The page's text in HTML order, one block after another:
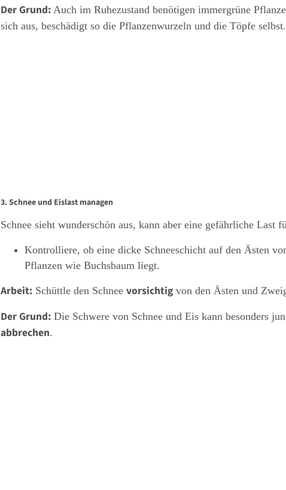
Der Grund:Auch im Ruhezustand benötigen immergrüne
sich aus, beschädigt so die Pflanzenwurzeln und die Töpfe selbst.
3. Schnee und Eislast managen
Schnee sieht wunderschön aus, kann aber eine gefährliche Last
Kontrolliere, ob eine dicke Schneeschicht auf den Ästen
Pflanzen wie Buchsbaum liegt.
Arbeit:Schüttle den Schnee vorsichtigvon den Ästen und
Der Grund:Die Schwere von Schnee und Eis kann besonders
abbrechen.